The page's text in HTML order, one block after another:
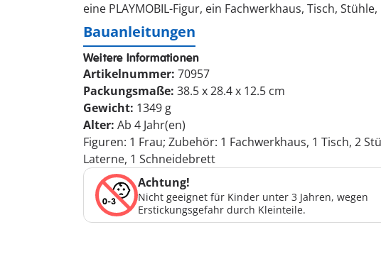
eine PLAYMOBIL-Figur, ein Fachwerkhaus, Tisch,
Bauanleitungen
Weitere Informationen
Artikelnummer: 70957
Packungsmaße: 38.5 x 28.4 x 12.5 cm
Gewicht: 1349 g
Alter: Ab 4 Jahr(en)
Figuren: 1 Frau; Zubehör: 1 Fachwerkhaus, 1 Tisch, 2
Laterne, 1 Schneidebrett
Achtung!
Nicht geeignet für Kinder unter 3 Jahren, wegen
Erstickungsgefahr durch Kleinteile.